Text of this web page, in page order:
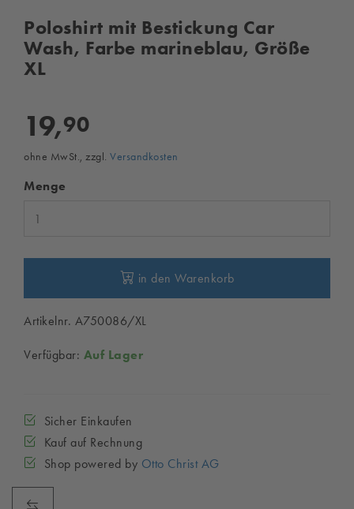
Poloshirt mit Bestickung Car
Wash, Farbe marineblau, Größe
XL
19,90
ohne MwSt., zzgl. Versandkosten
Menge
in den Warenkorb
Artikelnr. A750086/XL
Verfügbar: Auf Lager
Sicher Einkaufen
Kauf auf Rechnung
Shop powered by Otto Christ AG